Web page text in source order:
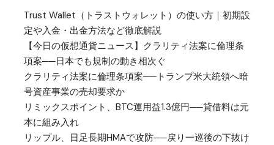
Trust Wallet（トラストウォレット）の使い方｜初期設
定や入金・出金方法など徹底解説
【今日の仮想通貨ニュース】クラリティ法案に倫理条
項案──日本でも規制の動き相次ぐ
クラリティ法案に倫理条項案──トランプ米大統領へ暗
号資産事業の売却要求か
リミックスポイント、BTC運用益1.3億円──貸借料は元
本に組み入れ
リップル、日足長期HMAで攻防──戻り一巡後の下抜け